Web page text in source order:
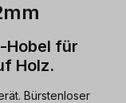
Hobel für
Holz.
Bürstenloser